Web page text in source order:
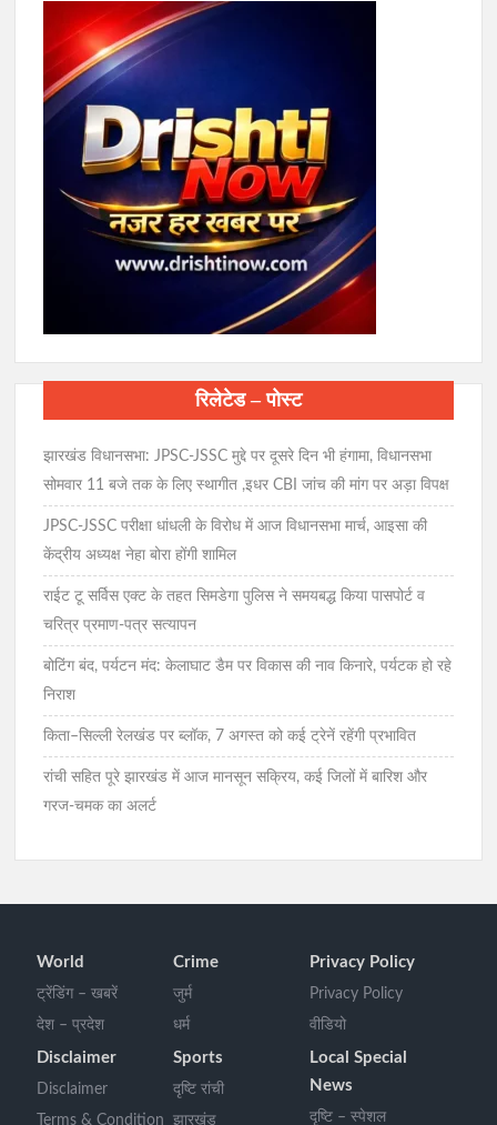
रिलेटेड – पोस्ट
झारखंड विधानसभा: JPSC-JSSC मुद्दे पर दूसरे दिन भी हंगामा, विधानसभा
सोमवार 11 बजे तक के लिए स्थागीत ,इधर CBI जांच की मांग पर अड़ा विपक्ष
JPSC-JSSC परीक्षा धांधली के विरोध में आज विधानसभा मार्च, आइसा की
केंद्रीय अध्यक्ष नेहा बोरा होंगी शामिल
राईट टू सर्विस एक्ट के तहत सिमडेगा पुलिस ने समयबद्ध किया पासपोर्ट व
चरित्र प्रमाण-पत्र सत्यापन
बोटिंग बंद, पर्यटन मंद: केलाघाट डैम पर विकास की नाव किनारे, पर्यटक हो रहे
निराश
किता–सिल्ली रेलखंड पर ब्लॉक, 7 अगस्त को कई ट्रेनें रहेंगी प्रभावित
रांची सहित पूरे झारखंड में आज मानसून सक्रिय, कई जिलों में बारिश और
गरज-चमक का अलर्ट
World
ट्रेंडिंग – खबरें
देश – प्रदेश
Crime
जुर्म
धर्म
Privacy Policy
Privacy Policy
वीडियो
Disclaimer
Disclaimer
Terms & Condition
Sports
दृष्टि रांची
झारखंड
Local Special
News
दृष्टि – स्पेशल